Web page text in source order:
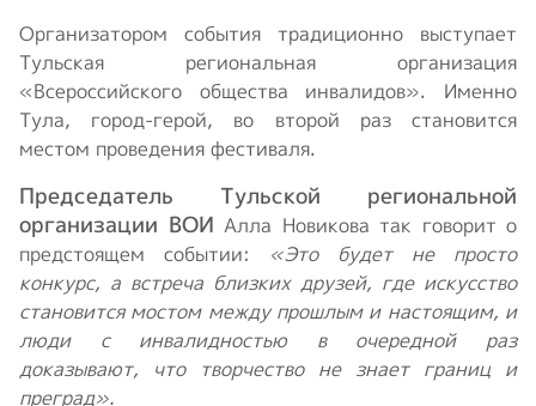
Организатором события традиционно выступает
Тульская региональная организация
«Всероссийского общества инвалидов». Именно
Тула, город-герой, во второй раз становится
местом проведения фестиваля.
Председатель Тульской региональной
организации ВОИ Алла Новикова так говорит о
предстоящем событии: «Это будет не просто
конкурс, а встреча близких друзей, где искусство
становится мостом между прошлым и настоящим, и
люди с инвалидностью в очередной раз
доказывают, что творчество не знает границ и
преград».